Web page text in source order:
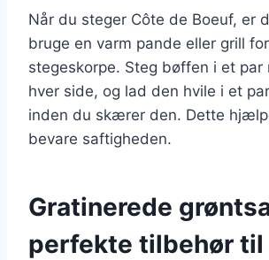
Når du steger Côte de Boeuf, er
bruge en varm pande eller grill
stegeskorpe. Steg bøffen i et par
hver side, og lad den hvile i et
inden du skærer den. Dette
bevare saftigheden.
Gratinerede
perfekte tilbehør til